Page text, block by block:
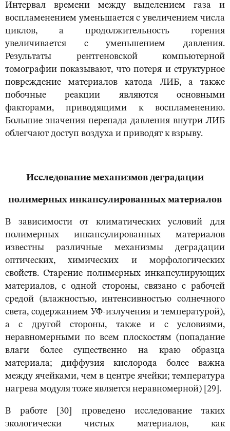
Интервал времени между выделением газа и
воспламенением уменьшается с увеличением числа
циклов, а продолжительность горения
увеличивается с уменьшением давления.
Результаты рентгеновской компьютерной
томографии показывают, что потеря и структурное
повреждение материалов катода ЛИБ, а также
побочные реакции являются основными
факторами, приводящими к воспламенению.
Большие значения перепада давления внутри ЛИБ
облегчают доступ воздуха и приводят к взрыву.
Исследование механизмов деградации
полимерных инкапсулированных материалов
В зависимости от климатических условий для
полимерных инкапсулированных материалов
известны различные механизмы деградации
оптических, химических и морфологических
свойств. Старение полимерных инкапсулирующих
материалов, с одной стороны, связано с рабочей
средой (влажностью, интенсивностью солнечного
света, содержанием УФ-излучения и температурой),
а с другой стороны, также и с условиями,
неравномерными по всем плоскостям (попадание
влаги более существенно на краю образца
материала; диффузия кислорода более важна
между ячейками, чем в центре ячейки; температура
нагрева модуля тоже является неравномерной) [29].
В работе [30] проведено исследование таких
экологически чистых материалов, как